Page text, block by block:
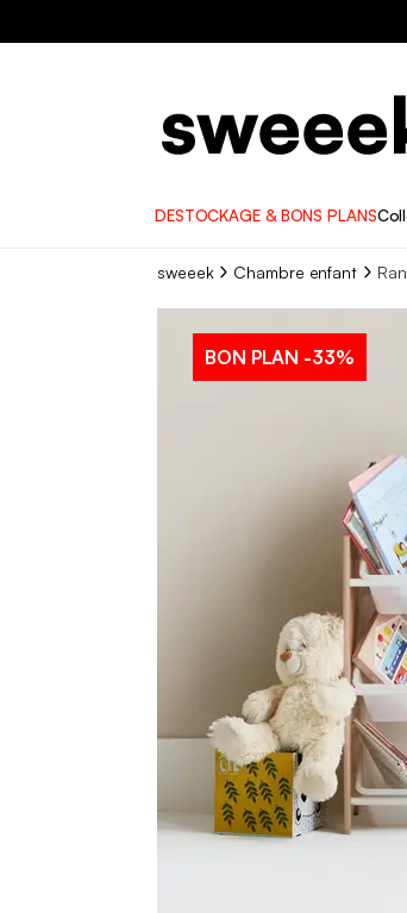
DESTOCKAGE & BONS PLANS
sweeek Chambre enfant
BON PLAN -33%